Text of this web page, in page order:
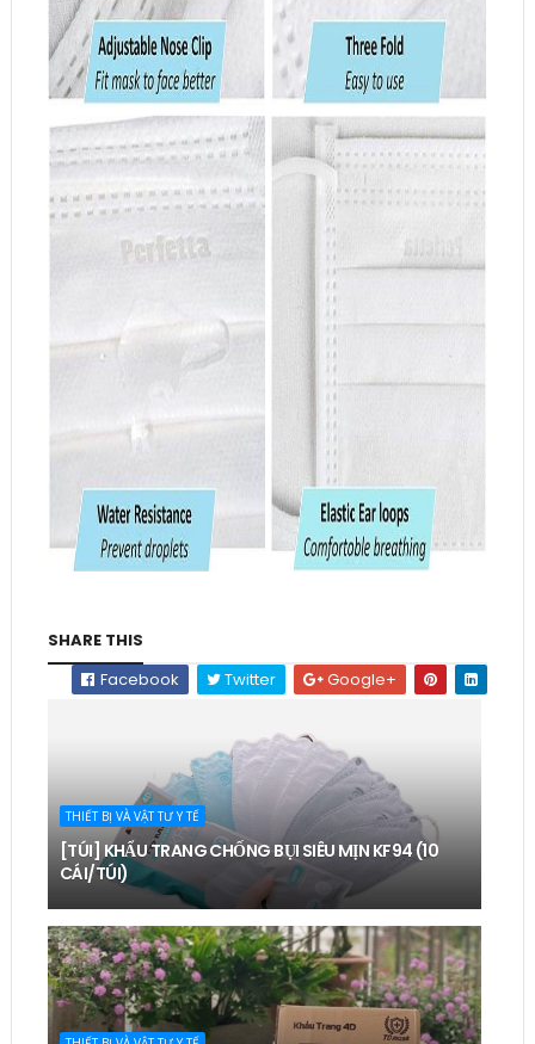
SHARE THIS
Facebook
Twitter Google+
THIẾT BỊ VÀ VẬT TƯ Y TẾ
[TÚI] KHẨU TRANG CHỐNG BỤI SIÊU MỊN KF94 (10
CÁI/TÚI)